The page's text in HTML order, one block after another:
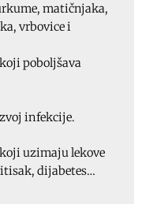
matičnjaka,
vrbovice i
poboljšava
infekcije.
uzimaju lekove
dijabetes…